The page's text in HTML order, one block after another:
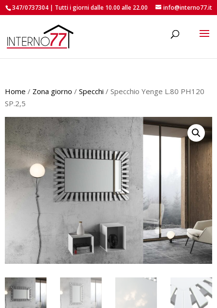
347/0737304 | Tutti i giorni dalle 10.00 alle 22.00 info@interno77.it
Home / Zona giorno / Specchi / Specchio Yenge L.80 PH120
SP.2,5